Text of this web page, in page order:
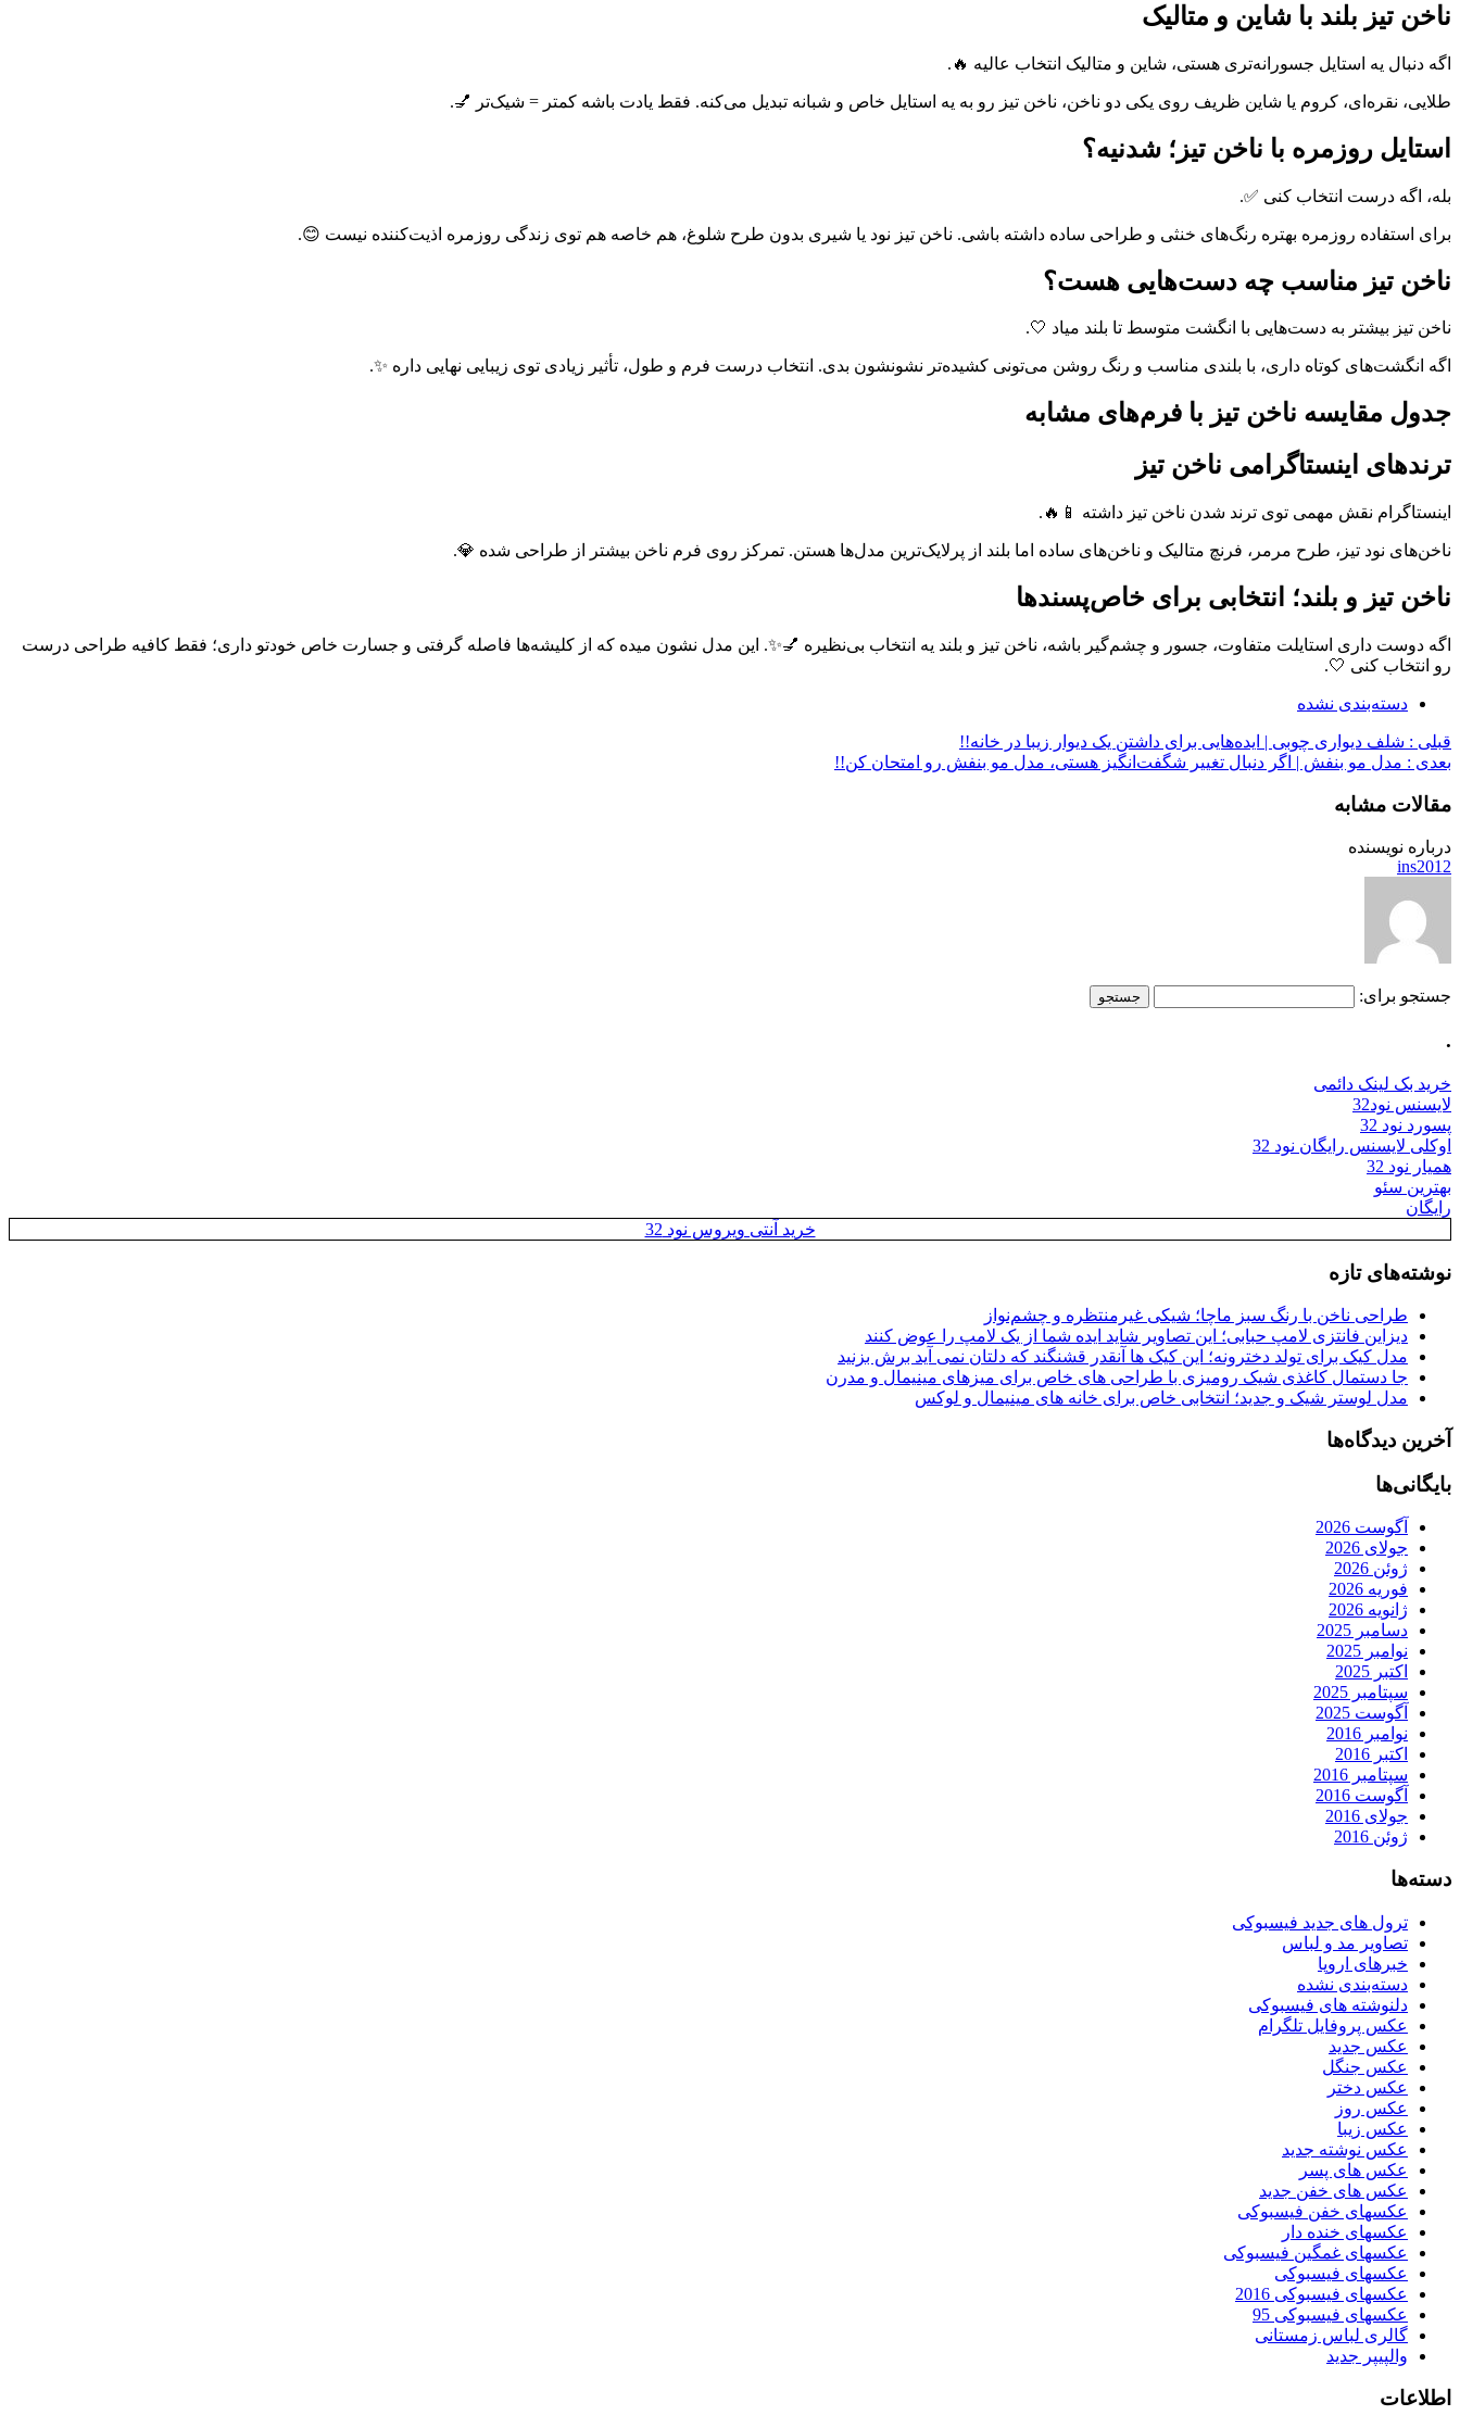
ناخن تیز بلند با شاین و متالیک
اگه دنبال یه استایل جسورانه‌تری هستی، شاین و متالیک انتخاب عالیه 🔥.
طلایی، نقره‌ای، کروم یا شاین ظریف روی یکی دو ناخن، ناخن تیز رو به یه استایل خاص و شبانه تبدیل می‌کنه. فقط یادت باشه کمتر = شیک‌تر 💅.
استایل روزمره با ناخن تیز؛ شدنیه؟
بله، اگه درست انتخاب کنی ✅.
برای استفاده روزمره بهتره رنگ‌های خنثی و طراحی ساده داشته باشی. ناخن تیز نود یا شیری بدون طرح شلوغ، هم خاصه هم توی زندگی روزمره اذیت‌کننده نیست 😊.
ناخن تیز مناسب چه دست‌هایی هست؟
ناخن تیز بیشتر به دست‌هایی با انگشت متوسط تا بلند میاد 🤍.
اگه انگشت‌های کوتاه داری، با بلندی مناسب و رنگ روشن می‌تونی کشیده‌تر نشونشون بدی. انتخاب درست فرم و طول، تأثیر زیادی توی زیبایی نهایی داره ✨.
جدول مقایسه ناخن تیز با فرم‌های مشابه
ترندهای اینستاگرامی ناخن تیز
اینستاگرام نقش مهمی توی ترند شدن ناخن تیز داشته 📱🔥.
ناخن‌های نود تیز، طرح مرمر، فرنچ متالیک و ناخن‌های ساده اما بلند از پرلایک‌ترین مدل‌ها هستن. تمرکز روی فرم ناخن بیشتر از طراحی شده 💎.
ناخن تیز و بلند؛ انتخابی برای خاص‌پسندها
اگه دوست داری استایلت متفاوت، جسور و چشم‌گیر باشه، ناخن تیز و بلند یه انتخاب بی‌نظیره 💅✨. این مدل نشون میده که از کلیشه‌ها فاصله گرفتی و جسارت خاص خودتو داری؛ فقط کافیه طراحی درست
رو انتخاب کنی 🤍.
دسته‌بندی نشده
قبلی : شلف دیواری چوبی | ایده‌هایی برای داشتن یک دیوار زیبا در خانه!!
بعدی : مدل مو بنفش | اگر دنبال تغییر شگفت‌انگیز هستی، مدل مو بنفش رو امتحان کن!!
مقالات مشابه
درباره نویسنده
ins2012
جستجو برای:
.
خرید بک لینک دائمی
لایسنس نود32
پسورد نود 32
اوکلی لایسنس رایگان نود 32
همیار نود 32
بهترین سئو
رایگان
خرید آنتی ویروس نود 32
نوشته‌های تازه
طراحی ناخن با رنگ سبز ماچا؛ شیکی غیرمنتظره و چشم‌نواز
دیزاین فانتزی لامپ حبابی؛ این تصاویر شاید ایده شما از یک لامپ را عوض کنند
مدل کیک برای تولد دخترونه؛ این کیک ها آنقدر قشنگند که دلتان نمی آید برش بزنید
جا دستمال کاغذی شیک رومیزی با طراحی های خاص برای میزهای مینیمال و مدرن
مدل لوستر شیک و جدید؛ انتخابی خاص برای خانه های مینیمال و لوکس
آخرین دیدگاه‌ها
بایگانی‌ها
آگوست 2026
جولای 2026
ژوئن 2026
فوریه 2026
ژانویه 2026
دسامبر 2025
نوامبر 2025
اکتبر 2025
سپتامبر 2025
آگوست 2025
نوامبر 2016
اکتبر 2016
سپتامبر 2016
آگوست 2016
جولای 2016
ژوئن 2016
دسته‌ها
ترول های جدید فیسبوکی
تصاویر مد و لباس
خبرهای اروپا
دسته‌بندی نشده
دلنوشته های فیسبوکی
عکس پروفایل تلگرام
عکس جدید
عکس جنگل
عکس دختر
عکس روز
عکس زیبا
عکس نوشته جدید
عکس های پسر
عکس های خفن جدید
عکسهای خفن فیسبوکی
عکسهای خنده دار
عکسهای غمگین فیسبوکی
عکسهای فیسبوکی
عکسهای فیسبوکی 2016
عکسهای فیسبوکی 95
گالری لباس زمستانی
والپیپر جدید
اطلاعات